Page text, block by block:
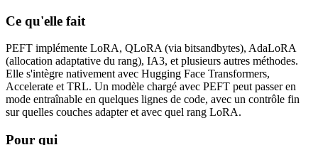
Ce qu'elle fait
PEFT implémente LoRA, QLoRA (via bitsandbytes), AdaLoRA
(allocation adaptative du rang), IA3, et plusieurs autres méthodes.
Elle s'intègre nativement avec Hugging Face Transformers,
Accelerate et TRL. Un modèle chargé avec PEFT peut passer en
mode entraînable en quelques lignes de code, avec un contrôle fin
sur quelles couches adapter et avec quel rang LoRA.
Pour qui